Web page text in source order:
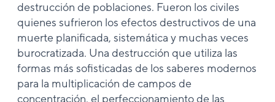
destrucción de poblaciones. Fueron los civiles
quienes sufrieron los efectos destructivos de una
muerte planificada, sistemática y muchas veces
burocratizada. Una destrucción que utiliza las
formas más sofisticadas de los saberes modernos
para la multiplicación de campos de
concentración, el perfeccionamiento de las